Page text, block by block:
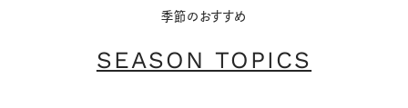
季節のおすすめ
SEASON TOPICS